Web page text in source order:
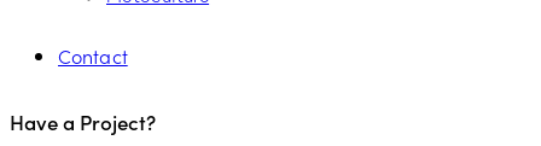
Contact
facebook-
youtube
mail-
Have a Project?